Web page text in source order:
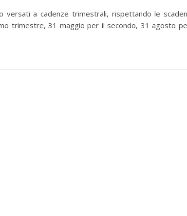
a cadenze trimestrali, rispettando le
trimestre, 31 maggio per il secondo, 31 agosto